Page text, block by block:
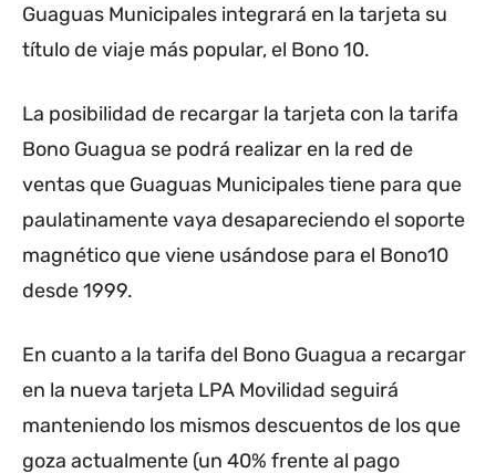
Guaguas Municipales integrará en la tarjeta su
título de viaje más popular, el Bono 10.
La posibilidad de recargar la tarjeta con la tarifa
Bono Guagua se podrá realizar en la red de
ventas que Guaguas Municipales tiene para que
paulatinamente vaya desapareciendo el soporte
magnético que viene usándose para el Bono10
desde 1999.
En cuanto a la tarifa del Bono Guagua a recargar
en la nueva tarjeta LPA Movilidad seguirá
manteniendo los mismos descuentos de los que
goza actualmente (un 40% frente al pago